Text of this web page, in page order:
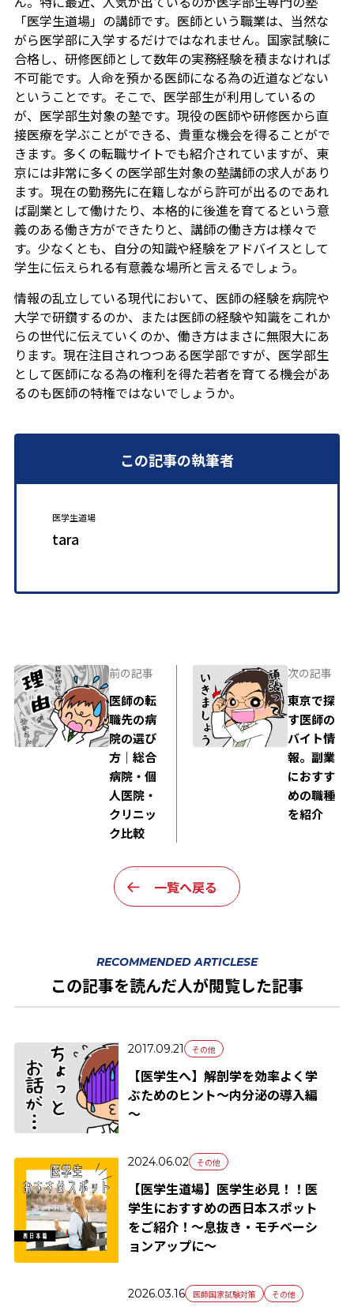
「医学生道場」の講師です。医師という職業は、当然な
がら医学部に入学するだけではなれません。国家試験に
合格し、研修医師として数年の実務経験を積まなければ
不可能です。人命を預かる医師になる為の近道などない
ということです。そこで、医学部生が利用しているの
が、医学部生対象の塾です。現役の医師や研修医から直
接医療を学ぶことができる、貴重な機会を得ることがで
きます。多くの転職サイトでも紹介されていますが、東
京には非常に多くの医学部生対象の塾講師の求人があり
ます。現在の勤務先に在籍しながら許可が出るのであれ
ば副業として働けたり、本格的に後進を育てるという意
義のある働き方ができたりと、講師の働き方は様々で
す。少なくとも、自分の知識や経験をアドバイスとして
学生に伝えられる有意義な場所と言えるでしょう。
情報の乱立している現代において、医師の経験を病院や
大学で研鑽するのか、または医師の経験や知識をこれか
らの世代に伝えていくのか、働き方はまさに無限大にあ
ります。現在注目されつつある医学部ですが、医学部生
として医師になる為の権利を得た若者を育てる機会があ
るのも医師の特権ではないでしょうか。
この記事の執筆者
医学生道場
tara
前の記事
医師の転
職先の病
院の選び
方｜総合
病院・個
人医院・
クリニッ
ク比較
次の記事
東京で探
す医師の
バイト情
報。副業
におすす
めの職種
を紹介
一覧へ戻る
RECOMMENDED ARTICLESE
この記事を読んだ人が閲覧した記事
2017.09.21 その他
【医学生へ】解剖学を効率よく学
ぶためのヒント～内分泌の導入編
～
2024.06.02 その他
【医学生道場】医学生必見！！医
学生におすすめの西日本スポット
をご紹介！～息抜き・モチベーシ
ョンアップに～
2026.03.16 医師国家試験対策 その他